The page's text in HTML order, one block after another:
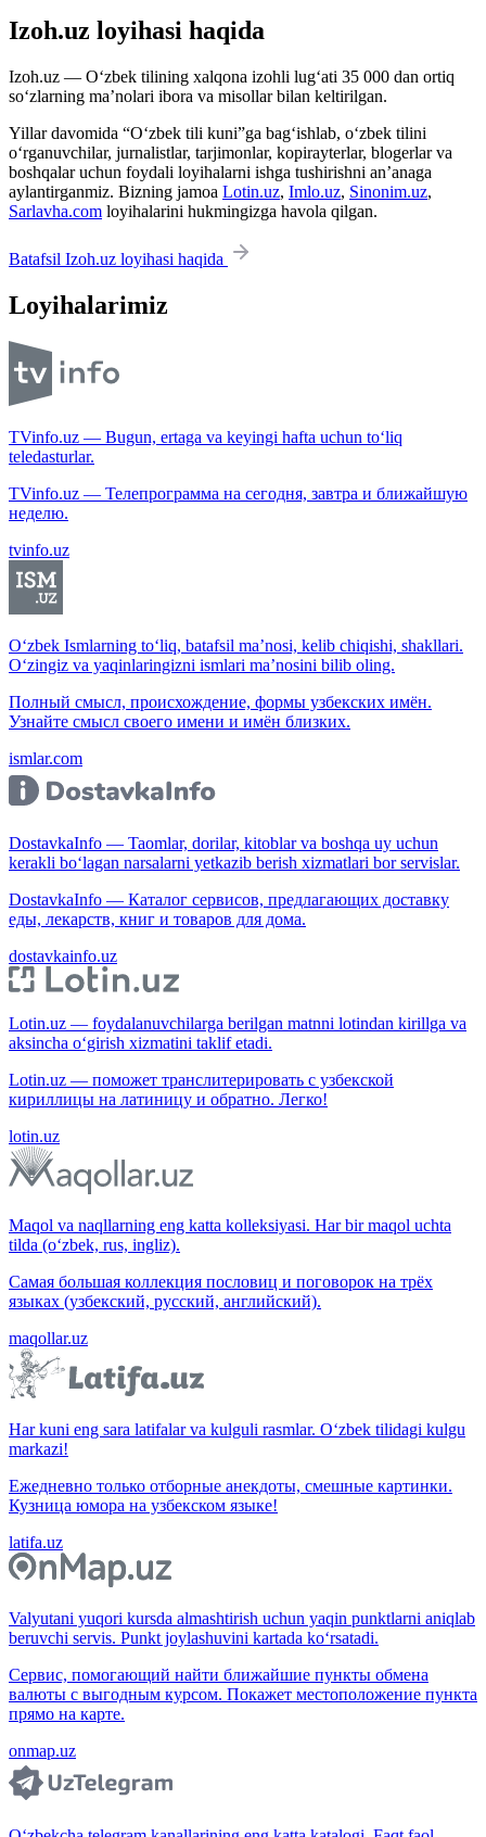
Izoh.uz loyihasi haqida
Izoh.uz — O‘zbek tilining xalqona izohli lug‘ati 35 000 dan ortiq
so‘zlarning ma’nolari ibora va misollar bilan keltirilgan.
Yillar davomida “O‘zbek tili kuni”ga bag‘ishlab, o‘zbek tilini
o‘rganuvchilar, jurnalistlar, tarjimonlar, kopirayterlar, blogerlar va
boshqalar uchun foydali loyihalarni ishga tushirishni an’anaga
aylantirganmiz. Bizning jamoa Lotin.uz, Imlo.uz, Sinonim.uz,
Sarlavha.com loyihalarini hukmingizga havola qilgan.
Batafsil Izoh.uz loyihasi haqida
Loyihalarimiz
TVinfo.uz — Bugun, ertaga va keyingi hafta uchun to‘liq
teledasturlar.
TVinfo.uz — Телепрограмма на сегодня, завтра и ближайшую
неделю.
tvinfo.uz
O‘zbek Ismlarning to‘liq, batafsil ma’nosi, kelib chiqishi, shakllari.
O‘zingiz va yaqinlaringizni ismlari ma’nosini bilib oling.
Полный смысл, происхождение, формы узбекских имён.
Узнайте смысл своего имени и имён близких.
ismlar.com
DostavkaInfo — Taomlar, dorilar, kitoblar va boshqa uy uchun
kerakli bo‘lagan narsalarni yetkazib berish xizmatlari bor servislar.
DostavkaInfo — Каталог сервисов, предлагающих доставку
еды, лекарств, книг и товаров для дома.
dostavkainfo.uz
Lotin.uz — foydalanuvchilarga berilgan matnni lotindan kirillga va
aksincha o‘girish xizmatini taklif etadi.
Lotin.uz — поможет транслитерировать с узбекской
кириллицы на латиницу и обратно. Легко!
lotin.uz
Maqol va naqllarning eng katta kolleksiyasi. Har bir maqol uchta
tilda (o‘zbek, rus, ingliz).
Самая большая коллекция пословиц и поговорок на трёх
языках (узбекский, русский, английский).
maqollar.uz
Har kuni eng sara latifalar va kulguli rasmlar. O‘zbek tilidagi kulgu
markazi!
Ежедневно только отборные анекдоты, смешные картинки.
Кузница юмора на узбекском языке!
latifa.uz
Valyutani yuqori kursda almashtirish uchun yaqin punktlarni aniqlab
beruvchi servis. Punkt joylashuvini kartada ko‘rsatadi.
Сервис, помогающий найти ближайшие пункты обмена
валюты с выгодным курсом. Покажет местоположение пункта
прямо на карте.
onmap.uz